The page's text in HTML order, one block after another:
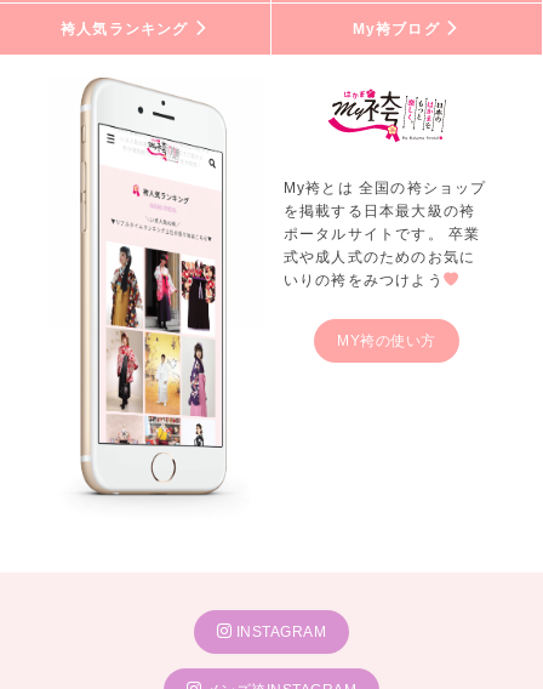
袴人気ランキング My袴ブログ
My袴とは 全国の袴ショップ
を掲載する日本最大級の袴
ポータルサイトです。 卒業
式や成人式のためのお気に
いりの袴をみつけよう
MY袴の使い方
INSTAGRAM